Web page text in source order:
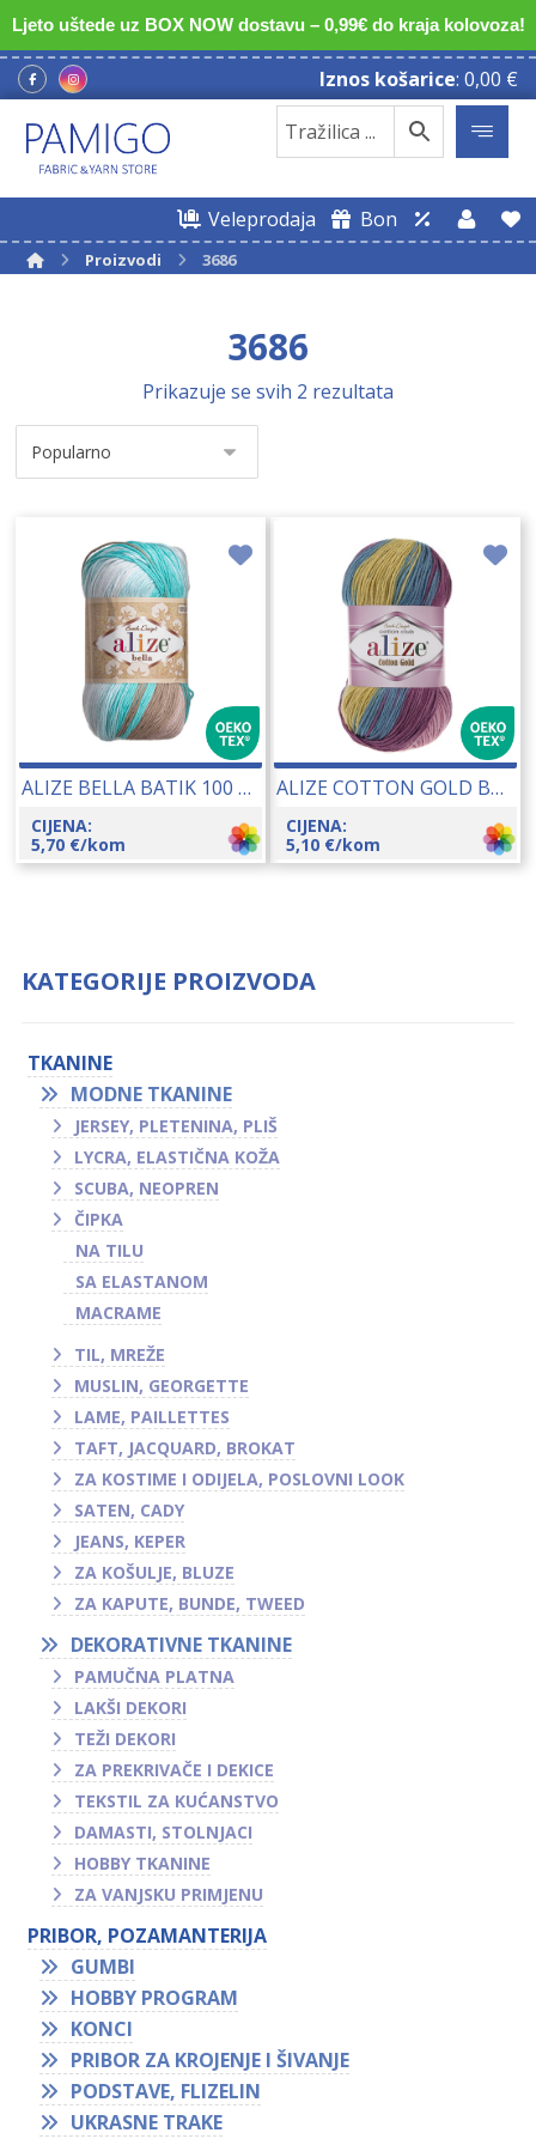
Ljeto uštede uz BOX NOW dostavu – 0,99€ do kraja kolovoza!
Iznos košarice: 0,00 €
Veleprodaja Bon
Proizvodi 3686
3686
Prikazuje se svih 2 rezultata
ALIZE BELLA BATIK 100 GR 21044
CIJENA:
5,70 €/kom
ALIZE COTTON GOLD BATIK 100 GR 14081
CIJENA:
5,10 €/kom
KATEGORIJE PROIZVODA
TKANINE
MODNE TKANINE
JERSEY, PLETENINA, PLIŠ
LYCRA, ELASTIČNA KOŽA
SCUBA, NEOPREN
ČIPKA
NA TILU
SA ELASTANOM
MACRAME
TIL, MREŽE
MUSLIN, GEORGETTE
LAME, PAILLETTES
TAFT, JACQUARD, BROKAT
ZA KOSTIME I ODIJELA, POSLOVNI LOOK
SATEN, CADY
JEANS, KEPER
ZA KOŠULJE, BLUZE
ZA KAPUTE, BUNDE, TWEED
DEKORATIVNE TKANINE
PAMUČNA PLATNA
LAKŠI DEKORI
TEŽI DEKORI
ZA PREKRIVAČE I DEKICE
TEKSTIL ZA KUĆANSTVO
DAMASTI, STOLNJACI
HOBBY TKANINE
ZA VANJSKU PRIMJENU
PRIBOR, POZAMANTERIJA
GUMBI
HOBBY PROGRAM
KONCI
PRIBOR ZA KROJENJE I ŠIVANJE
PODSTAVE, FLIZELIN
UKRASNE TRAKE